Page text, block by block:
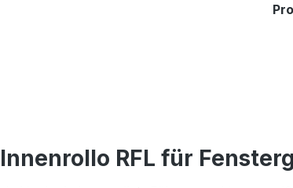
RFL für